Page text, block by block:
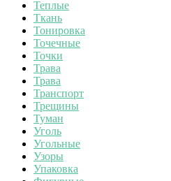
Теплые
Ткань
Тонировка
Точечные
Точки
Трава
Трава
Транспорт
Трещины
Туман
Уголь
Угольные
Узоры
Упаковка